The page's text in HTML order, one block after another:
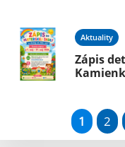
Aktuality
Zápis
1 2